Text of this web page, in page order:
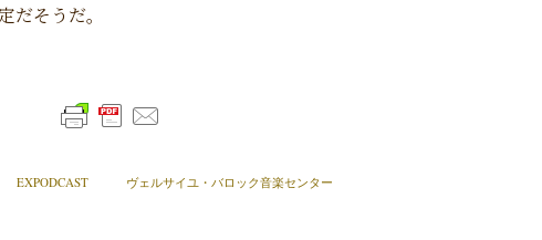
そうだ。
EXPODCAST ヴェルサイユ・バロック音楽センター